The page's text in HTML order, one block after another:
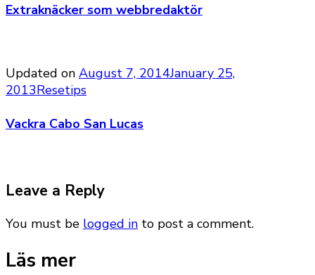
Extraknäcker som webbredaktör
Updated on August 7, 2014January 25,
2013Resetips
Vackra Cabo San Lucas
Leave a Reply
You must be logged in to post a comment.
Läs mer